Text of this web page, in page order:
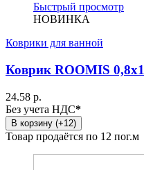
Быстрый просмотр
НОВИНКА
Коврики для ванной
Коврик ROOMIS
24.58 р.
Без учета НДС*
В корзину (+12)
Товар продаётся по 12 пог.м